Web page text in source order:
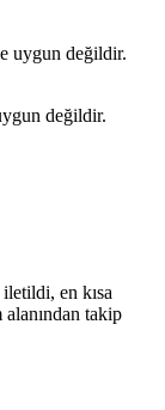
uygun değildir.
değildir.
en kısa
alanından takip